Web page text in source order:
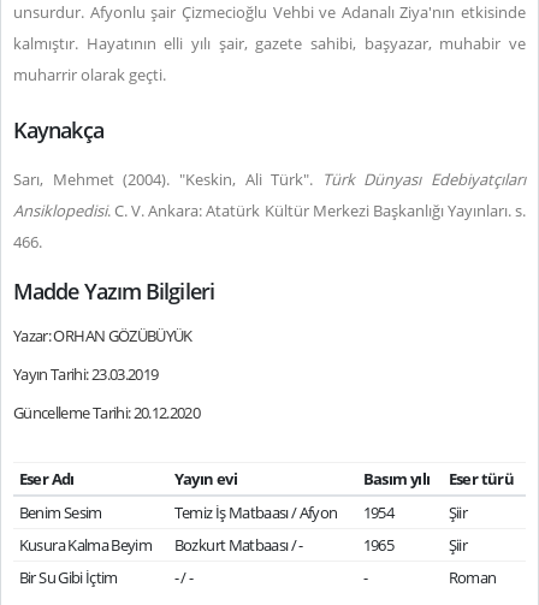
unsurdur. Afyonlu şair Çizmecioğlu Vehbi ve Adanalı Ziya'nın etkisinde
kalmıştır. Hayatının elli yılı şair, gazete sahibi, başyazar, muhabir ve
muharrir olarak geçti.
Kaynakça
Sarı, Mehmet (2004). "Keskin, Ali Türk". Türk Dünyası Edebiyatçıları
Ansiklopedisi. C. V. Ankara: Atatürk Kültür Merkezi Başkanlığı Yayınları. s.
466.
Madde Yazım Bilgileri
Yazar: ORHAN GÖZÜBÜYÜK
Yayın Tarihi: 23.03.2019
Güncelleme Tarihi: 20.12.2020
Eser Adı Yayın evi Basım yılı
Eser türü
Benim Sesim
Temiz İş Matbaası / Afyon 1954
Şiir
Kusura Kalma Beyim
Bozkurt Matbaası / - 1965
Şiir
Bir Su Gibi İçtim
- / - - Roman